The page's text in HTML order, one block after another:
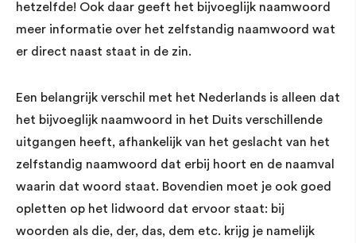
hetzelfde! Ook daar geeft het bijvoeglijk naamwoord
meer informatie over het zelfstandig naamwoord wat
er direct naast staat in de zin.
Een belangrijk verschil met het Nederlands is alleen dat
het bijvoeglijk naamwoord in het Duits verschillende
uitgangen heeft, afhankelijk van het geslacht van het
zelfstandig naamwoord dat erbij hoort en de naamval
waarin dat woord staat. Bovendien moet je ook goed
opletten op het lidwoord dat ervoor staat: bij
woorden als die, der, das, dem etc. krijg je namelijk